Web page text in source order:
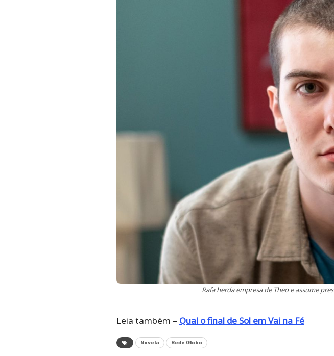
Rafa herda empresa de Theo e assume
Leia também – Qual o final de Sol em Vai na Fé
Novela Rede Globo